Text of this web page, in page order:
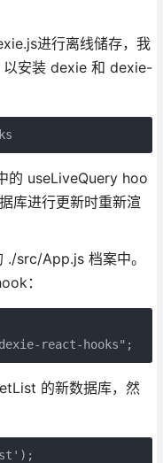
进行离线储存，我
以安装 dexie 和 dexie-
的 useLiveQuery hoo
库进行更新时重新渲
./src/App.js 档案中。
：
react-hooks";
的新数据库，然